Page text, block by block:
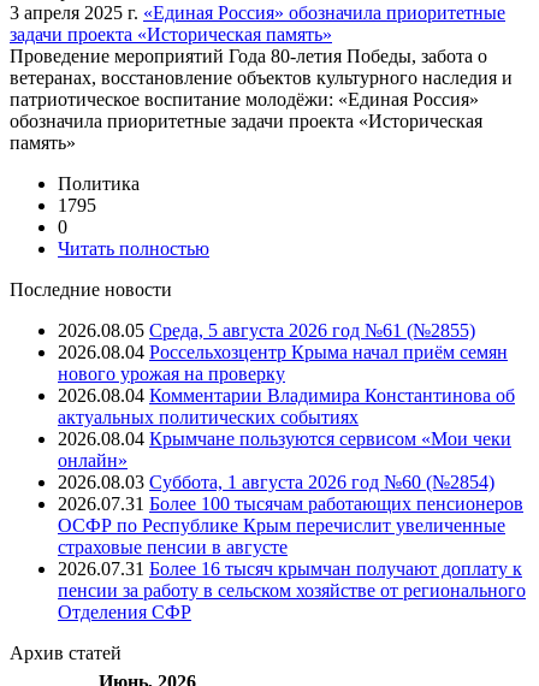
3 апреля 2025 г. «Единая Россия» обозначила приоритетные
задачи проекта «Историческая память»
Проведение мероприятий Года 80-летия Победы, забота о
ветеранах, восстановление объектов культурного наследия и
патриотическое воспитание молодёжи: «Единая Россия»
обозначила приоритетные задачи проекта «Историческая
память»
Политика
1795
0
Читать полностью
Последние новости
2026.08.05 Среда, 5 августа 2026 год №61 (№2855)
2026.08.04 Россельхозцентр Крыма начал приём семян
нового урожая на проверку
2026.08.04 Комментарии Владимира Константинова об
актуальных политических событиях
2026.08.04 Крымчане пользуются сервисом «Мои чеки
онлайн»
2026.08.03 Суббота, 1 августа 2026 год №60 (№2854)
2026.07.31 Более 100 тысячам работающих пенсионеров
ОСФР по Республике Крым перечислит увеличенные
страховые пенсии в августе
2026.07.31 Более 16 тысяч крымчан получают доплату к
пенсии за работу в сельском хозяйстве от регионального
Отделения СФР
Архив статей
Июнь, 2026